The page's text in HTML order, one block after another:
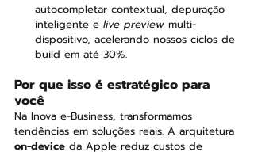
autocompletar contextual, depuração
inteligente e live preview multi-
dispositivo, acelerando nossos ciclos de
build em até 30%.
Por que isso é estratégico para
você
Na Inova e-Business, transformamos
tendências em soluções reais. A arquitetura
on-device da Apple reduz custos de